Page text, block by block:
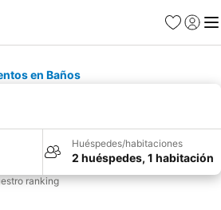
Favoritos
Iniciar
en Baños
Huéspedes/habitaciones
2 huéspedes, 1 habitación
ranking